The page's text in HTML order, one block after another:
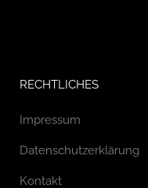
RECHTLICHES
Impressum
Datenschutzerklärung
Kontakt